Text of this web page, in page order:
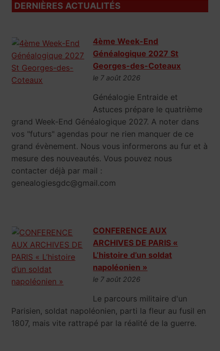
DERNIÈRES ACTUALITÉS
4ème Week-End
Généalogique 2027 St
Georges-des-Coteaux
le 7 août 2026
Généalogie Entraide et
Astuces prépare le quatrième
grand Week-End Généalogique 2027. A noter dans
vos "futurs" agendas pour ne rien manquer de ce
grand évènement. Nous vous informerons au fur et à
mesure des nouveautés. Vous pouvez nous
contacter déjà par mail :
genealogiesgdc@gmail.com
CONFERENCE AUX
ARCHIVES DE PARIS «
L’histoire d’un soldat
napoléonien »
le 7 août 2026
Le parcours militaire d'un
Parisien, soldat napoléonien, parti la fleur au fusil en
1807, mais vite rattrapé par la réalité de la guerre.